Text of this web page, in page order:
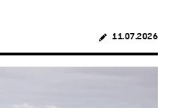
11.07.2026